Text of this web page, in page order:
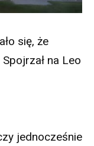
się, że
na Leo
jednocześnie